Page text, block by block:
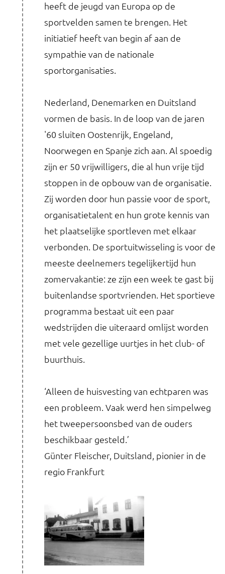
heeft de jeugd van Europa op de
sportvelden samen te brengen. Het
initiatief heeft van begin af aan de
sympathie van de nationale
sportorganisaties.
Nederland, Denemarken en Duitsland
vormen de basis. In de loop van de jaren
'60 sluiten Oostenrijk, Engeland,
Noorwegen en Spanje zich aan. Al spoedig
zijn er 50 vrijwilligers, die al hun vrije tijd
stoppen in de opbouw van de organisatie.
Zij worden door hun passie voor de sport,
organisatietalent en hun grote kennis van
het plaatselijke sportleven met elkaar
verbonden. De sportuitwisseling is voor de
meeste deelnemers tegelijkertijd hun
zomervakantie: ze zijn een week te gast bij
buitenlandse sportvrienden. Het sportieve
programma bestaat uit een paar
wedstrijden die uiteraard omlijst worden
met vele gezellige uurtjes in het club- of
buurthuis.
‘Alleen de huisvesting van echtparen was
een probleem. Vaak werd hen simpelweg
het tweepersoonsbed van de ouders
beschikbaar gesteld.’
Günter Fleischer, Duitsland, pionier in de
regio Frankfurt